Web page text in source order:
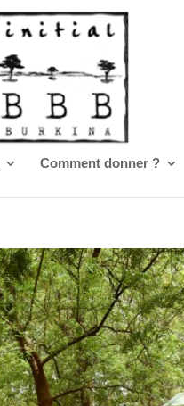
Comment donner ?